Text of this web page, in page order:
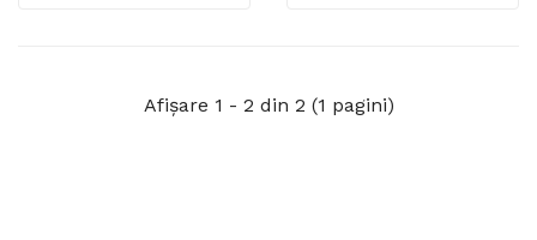
Afişare 1 - 2 din 2 (1 pagini)